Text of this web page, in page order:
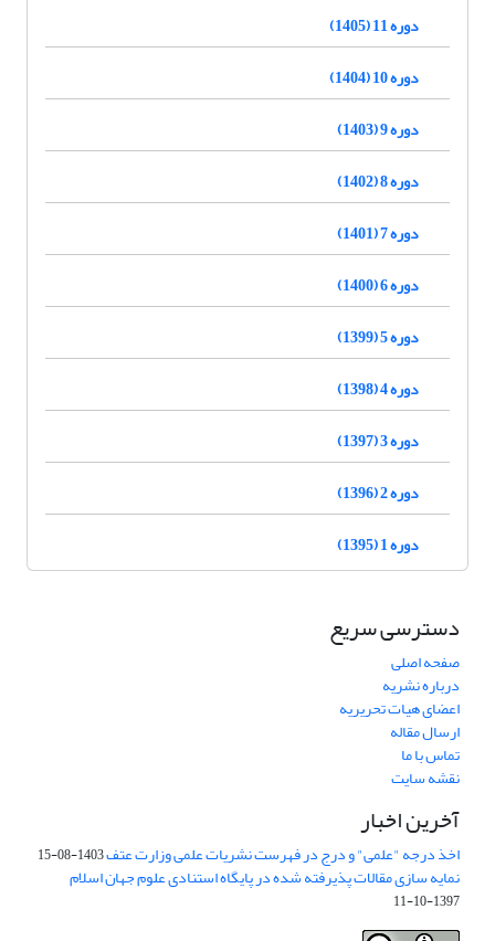
دوره 11 (1405)
دوره 10 (1404)
دوره 9 (1403)
دوره 8 (1402)
دوره 7 (1401)
دوره 6 (1400)
دوره 5 (1399)
دوره 4 (1398)
دوره 3 (1397)
دوره 2 (1396)
دوره 1 (1395)
دسترسی سریع
صفحه اصلی
درباره نشریه
اعضای هیات تحریریه
ارسال مقاله
تماس با ما
نقشه سایت
آخرین اخبار
اخذ درجه "علمی" و درج در فهرست نشریات علمی وزارت عتف1403-08-15
نمایه سازی مقالات پذیرفته شده در پایگاه استنادی علوم جهان اسلام
1397-10-11